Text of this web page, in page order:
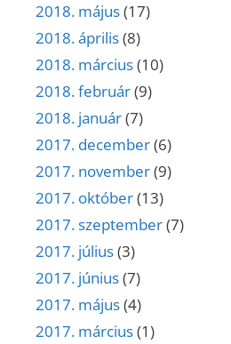
2018. május(17)
2018. április(8)
2018. március(10)
2018. február(9)
2018. január(7)
2017. december(6)
2017. november(9)
2017. október(13)
2017. szeptember(7)
2017. július(3)
2017. június(7)
2017. május(4)
2017. március(1)